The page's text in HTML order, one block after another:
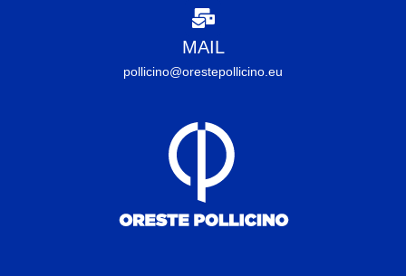
MAIL
pollicino@orestepollicino.eu